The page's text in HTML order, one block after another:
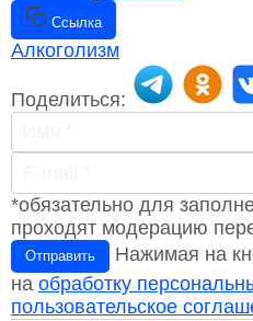
Ссылка
Алкоголизм
Поделиться:
*обязательно для
проходят модерацию
Отправить
Нажимая на
на обработку
пользовательское